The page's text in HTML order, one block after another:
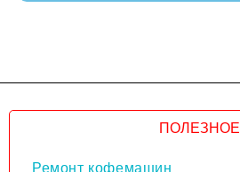
ПОЛЕЗНОЕ
Ремонт кофемашин